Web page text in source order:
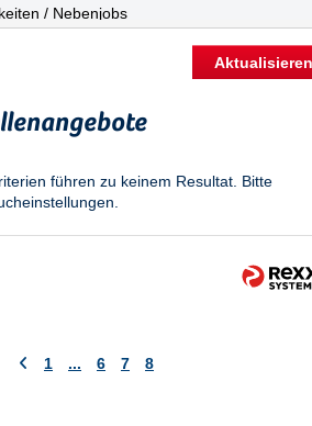
/ Nebenjobs
führen zu keinem Resultat. Bitte
1 ... 6 7 8